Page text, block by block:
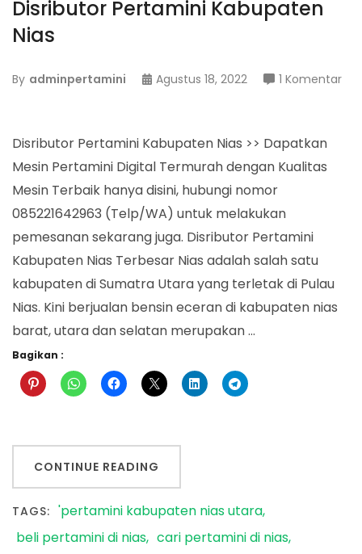
Disributor Pertamini Kabupaten
Nias
By adminpertamini Agustus 18, 2022 1 Komentar
Disributor Pertamini Kabupaten Nias >> Dapatkan
Mesin Pertamini Digital Termurah dengan Kualitas
Mesin Terbaik hanya disini, hubungi nomor
085221642963 (Telp/WA) untuk melakukan
pemesanan sekarang juga. Disributor Pertamini
Kabupaten Nias Terbesar Nias adalah salah satu
kabupaten di Sumatra Utara yang terletak di Pulau
Nias. Kini berjualan bensin eceran di kabupaten nias
barat, utara dan selatan merupakan …
Bagikan :
CONTINUE READING
TAGS: 'pertamini kabupaten nias utara
beli pertamini di nias cari pertamini di nias